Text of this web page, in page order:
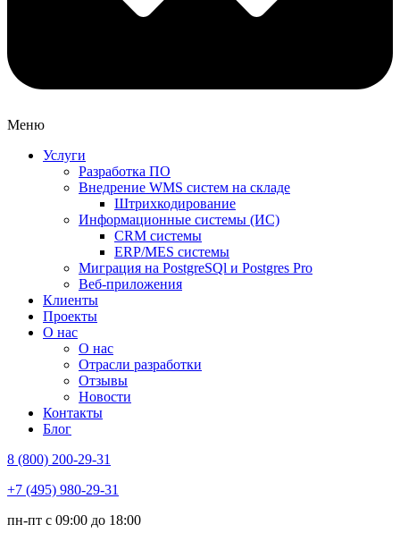
Меню
Услуги
Разработка ПО
Внедрение WMS систем на складе
Штрихкодирование
Информационные системы (ИС)
CRM системы
ERP/MES системы
Миграция на PostgreSQl и Postgres Pro
Веб-приложения
Клиенты
Проекты
О нас
О нас
Отрасли разработки
Отзывы
Новости
Контакты
Блог
8 (800) 200-29-31
+7 (495) 980-29-31
пн-пт с 09:00 до 18:00